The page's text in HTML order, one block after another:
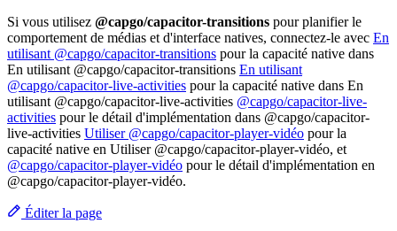
Si vous utilisez @capgo/capacitor-transitions pour planifier le
comportement de médias et d'interface natives, connectez-le avec En
utilisant @capgo/capacitor-transitions pour la capacité native dans
En utilisant @capgo/capacitor-transitions En utilisant
@capgo/capacitor-live-activities pour la capacité native dans En
utilisant @capgo/capacitor-live-activities @capgo/capacitor-live-
activities pour le détail d'implémentation dans @capgo/capacitor-
live-activities Utiliser @capgo/capacitor-player-vidéo pour la
capacité native en Utiliser @capgo/capacitor-player-vidéo, et
@capgo/capacitor-player-vidéo pour le détail d'implémentation en
@capgo/capacitor-player-vidéo.
Éditer la page